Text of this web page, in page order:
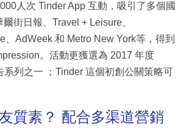
人次 Tinder App 互動，吸引了多個國
街日報、Travel + Leisure、
、AdWeek 和 Metro New York等，得到
。活動更獲選為 2017 年度
系列之一 ；Tinder 這個初創公關策略可
質素？ 配合多渠道營銷